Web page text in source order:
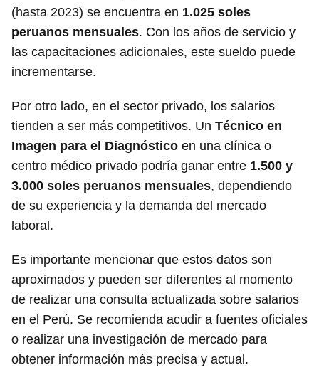
(hasta 2023) se encuentra en 1.025 soles
peruanos mensuales. Con los años de servicio y
las capacitaciones adicionales, este sueldo puede
incrementarse.
Por otro lado, en el sector privado, los salarios
tienden a ser más competitivos. Un Técnico en
Imagen para el Diagnóstico en una clínica o
centro médico privado podría ganar entre 1.500 y
3.000 soles peruanos mensuales, dependiendo
de su experiencia y la demanda del mercado
laboral.
Es importante mencionar que estos datos son
aproximados y pueden ser diferentes al momento
de realizar una consulta actualizada sobre salarios
en el Perú. Se recomienda acudir a fuentes oficiales
o realizar una investigación de mercado para
obtener información más precisa y actual.